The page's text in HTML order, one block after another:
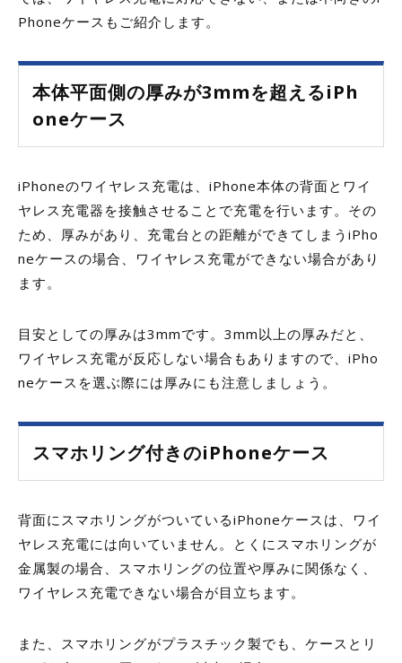
Phoneケースもご紹介します。
本体平面側の厚みが3mmを超えるiPh
oneケース
iPhoneのワイヤレス充電は、iPhone本体の背面とワイ
ヤレス充電器を接触させることで充電を行います。その
ため、厚みがあり、充電台との距離ができてしまうiPho
neケースの場合、ワイヤレス充電ができない場合があり
ます。
目安としての厚みは3mmです。3mm以上の厚みだと、
ワイヤレス充電が反応しない場合もありますので、iPho
neケースを選ぶ際には厚みにも注意しましょう。
スマホリング付きのiPhoneケース
背面にスマホリングがついているiPhoneケースは、ワイ
ヤレス充電には向いていません。とくにスマホリングが
金属製の場合、スマホリングの位置や厚みに関係なく、
ワイヤレス充電できない場合が目立ちます。
また、スマホリングがプラスチック製でも、ケースとリ